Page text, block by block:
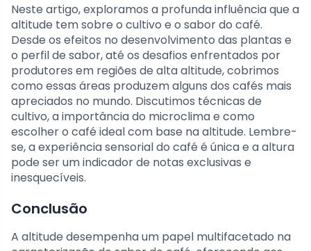
Neste artigo, exploramos a profunda influência que a
altitude tem sobre o cultivo e o sabor do café.
Desde os efeitos no desenvolvimento das plantas e
o perfil de sabor, até os desafios enfrentados por
produtores em regiões de alta altitude, cobrimos
como essas áreas produzem alguns dos cafés mais
apreciados no mundo. Discutimos técnicas de
cultivo, a importância do microclima e como
escolher o café ideal com base na altitude. Lembre-
se, a experiência sensorial do café é única e a altura
pode ser um indicador de notas exclusivas e
inesquecíveis.
Conclusão
A altitude desempenha um papel multifacetado na